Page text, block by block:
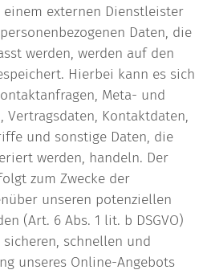
einem externen Dienstleister
Daten, die
werden, werden auf den
Hierbei kann es sich
Meta- und
Vertragsdaten, Kontaktdaten,
und sonstige Daten, die
werden, handeln. Der
zum Zwecke der
unseren potenziellen
(Art. 6 Abs. 1 lit. b DSGVO)
schnellen und
unseres Online-Angebots